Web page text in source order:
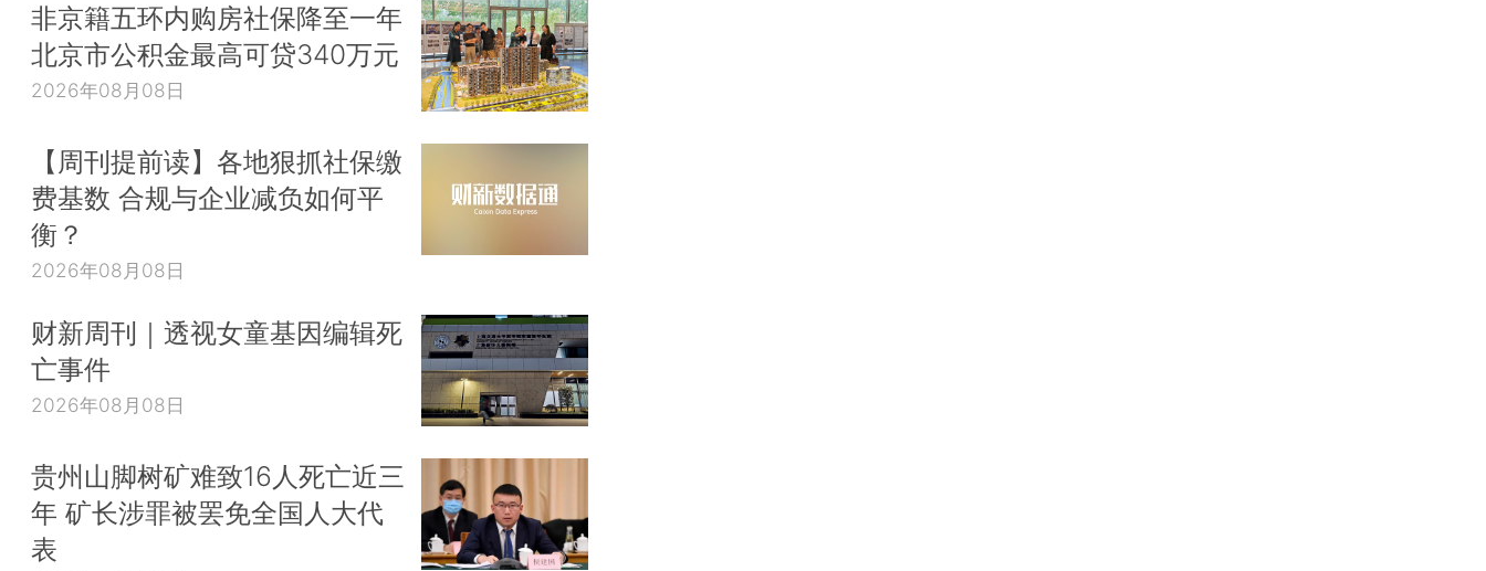
非京籍五环内购房社保降至一年
北京市公积金最高可贷340万元
2026年08月08日
【周刊提前读】各地狠抓社保缴
费基数 合规与企业减负如何平
衡？
2026年08月08日
财新周刊｜透视女童基因编辑死
亡事件
2026年08月08日
贵州山脚树矿难致16人死亡近三
年 矿长涉罪被罢免全国人大代
表